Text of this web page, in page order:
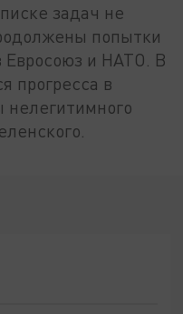
задач не
попытки
Евросоюз и НАТО. В
прогресса в
нелегитимного